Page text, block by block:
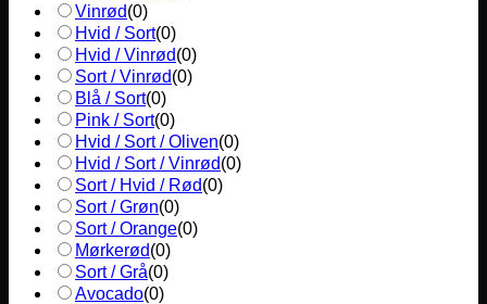
Vinrød(0)
Hvid / Sort(0)
Hvid / Vinrød(0)
Sort / Vinrød(0)
Blå / Sort(0)
Pink / Sort(0)
Hvid / Sort / Oliven(0)
Hvid / Sort / Vinrød(0)
Sort / Hvid / Rød(0)
Sort / Grøn(0)
Sort / Orange(0)
Mørkerød(0)
Sort / Grå(0)
Avocado(0)